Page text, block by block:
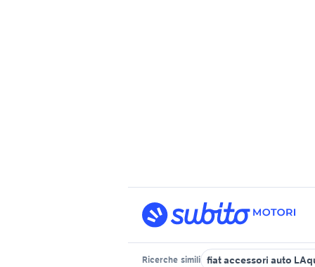
Ricerche simili fiat accessori auto